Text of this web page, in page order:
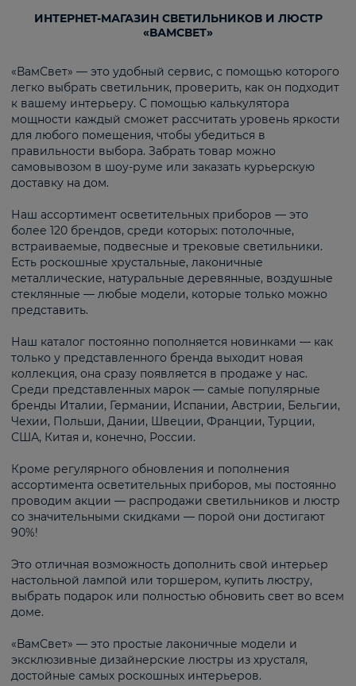
ИНТЕРНЕТ-МАГАЗИН СВЕТИЛЬНИКОВ И ЛЮСТР
«ВАМСВЕТ»
«ВамСвет» — это удобный сервис, с помощью которого
легко выбрать светильник, проверить, как он подходит
к вашему интерьеру. С помощью калькулятора
мощности каждый сможет рассчитать уровень яркости
для любого помещения, чтобы убедиться в
правильности выбора. Забрать товар можно
самовывозом в шоу-руме или заказать курьерскую
доставку на дом.
Наш ассортимент осветительных приборов — это
более 120 брендов, среди которых: потолочные,
встраиваемые, подвесные и трековые светильники.
Есть роскошные хрустальные, лаконичные
металлические, натуральные деревянные, воздушные
стеклянные — любые модели, которые только можно
представить.
Наш каталог постоянно пополняется новинками — как
только у представленного бренда выходит новая
коллекция, она сразу появляется в продаже у нас.
Среди представленных марок — самые популярные
бренды Италии, Германии, Испании, Австрии, Бельгии,
Чехии, Польши, Дании, Швеции, Франции, Турции,
США, Китая и, конечно, России.
Кроме регулярного обновления и пополнения
ассортимента осветительных приборов, мы постоянно
проводим акции — распродажи светильников и люстр
со значительными скидками — порой они достигают
90%!
Это отличная возможность дополнить свой интерьер
настольной лампой или торшером, купить люстру,
выбрать подарок или полностью обновить свет во всем
доме.
«ВамСвет» — это простые лаконичные модели и
эксклюзивные дизайнерские люстры из хрусталя,
достойные самых роскошных интерьеров.